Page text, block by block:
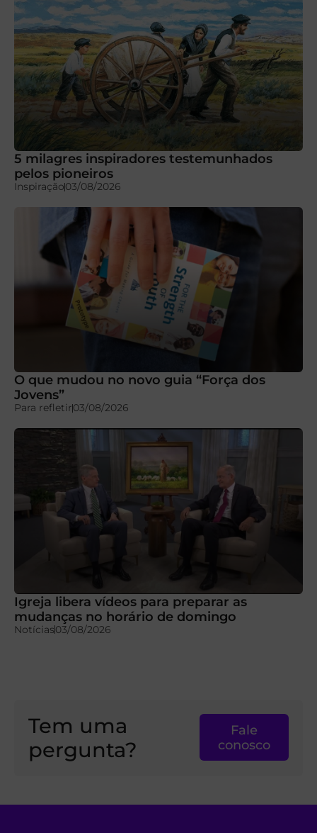
5 milagres inspiradores testemunhados
pelos pioneiros
Inspiração03/08/2026
O que mudou no novo guia “Força dos
Jovens”
Para refletir03/08/2026
Igreja libera vídeos para preparar as
mudanças no horário de domingo
Notícias03/08/2026
Tem uma
pergunta?
Fale
conosco